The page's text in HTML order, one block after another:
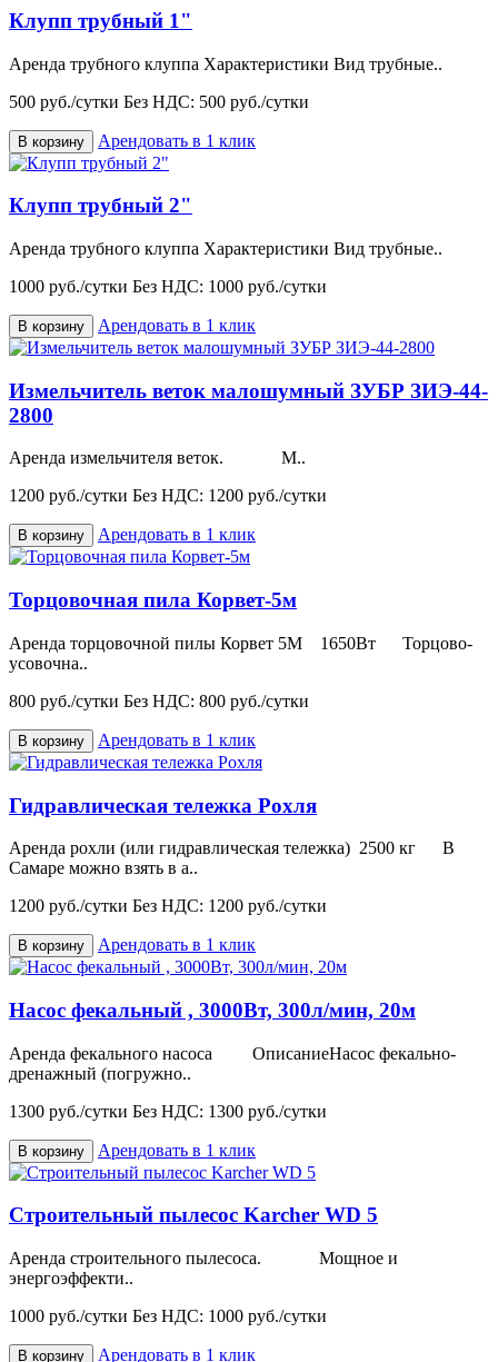
Клупп трубный 1"
Аренда трубного клуппа Характеристики Вид трубные..
500 руб./сутки Без НДС: 500 руб./сутки
В корзину Арендовать в 1 клик
Клупп трубный 2"
Аренда трубного клуппа Характеристики Вид трубные..
1000 руб./сутки Без НДС: 1000 руб./сутки
В корзину Арендовать в 1 клик
Измельчитель веток малошумный ЗУБР ЗИЭ-44-
2800
Аренда измельчителя веток. М..
1200 руб./сутки Без НДС: 1200 руб./сутки
В корзину Арендовать в 1 клик
Торцовочная пила Корвет-5м
Аренда торцовочной пилы Корвет 5М 1650Вт Торцово-
усовочна..
800 руб./сутки Без НДС: 800 руб./сутки
В корзину Арендовать в 1 клик
Гидравлическая тележка Рохля
Аренда рохли (или гидравлическая тележка) 2500 кг В
Самаре можно взять в а..
1200 руб./сутки Без НДС: 1200 руб./сутки
В корзину Арендовать в 1 клик
Насос фекальный , 3000Вт, 300л/мин, 20м
Аренда фекального насоса ОписаниеНасос фекально-
дренажный (погружно..
1300 руб./сутки Без НДС: 1300 руб./сутки
В корзину Арендовать в 1 клик
Строительный пылесос Karcher WD 5
Аренда строительного пылесоса. Мощное и
энергоэффекти..
1000 руб./сутки Без НДС: 1000 руб./сутки
В корзину Арендовать в 1 клик